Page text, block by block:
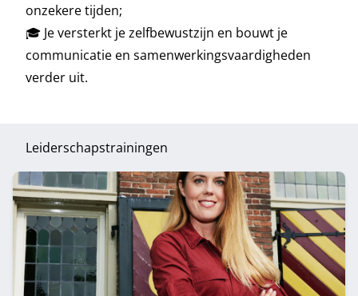
onzekere tijden;
🎓 Je versterkt je zelfbewustzijn en bouwt je
communicatie en samenwerkingsvaardigheden
verder uit.
Leiderschapstrainingen